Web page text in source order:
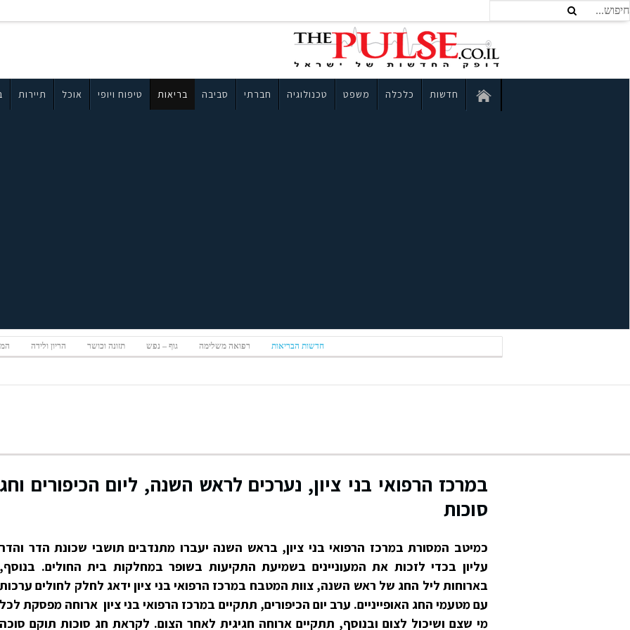
חדשות כלכלה משפט טכנולוגיה חברתי סביבה בריאות טיפוח ויופי אוכל תיירות
חדשות הבריאות רפואה משלימה גוף – נפש תזונה וכושר הריון ולידה
במרכז הרפואי בני ציון, נערכים לראש השנה, ליום הכיפורים וחג
סוכות
כמיטב המסורת במרכז הרפואי בני ציון, בראש השנה יעברו מתנדבים תושבי שכונת הדר והדר
עליון בכדי לזכות את המעוניינים בשמיעת התקיעות בשופר במחלקות בית החולים. בנוסף,
בארוחות ליל החג של ראש השנה, צוות המטבח במרכז הרפואי בני ציון ידאג לחלק לחולים ערכות
עם מטעמי החג האופייניים. ערב יום הכיפורים, תתקיים במרכז הרפואי בני ציון ארוחה מפסקת לכל
מי שצם ושיכול לצום ובנוסף, תתקיים ארוחה חגיגית לאחר הצום. לקראת חג סוכות תוקם סוכה